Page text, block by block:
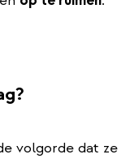
volgorde dat ze